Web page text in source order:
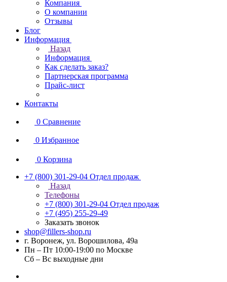
Компания
О компании
Отзывы
Блог
Информация
Назад
Информация
Как сделать заказ?
Партнерская программа
Прайс-лист
Контакты
0 Сравнение
0 Избранное
0 Корзина
+7 (800) 301-29-04 Отдел продаж
Назад
Телефоны
+7 (800) 301-29-04 Отдел продаж
+7 (495) 255-29-49
Заказать звонок
shop@fillers-shop.ru
г. Воронеж, ул. Ворошилова, 49а
Пн – Пт 10:00-19:00 по Москве
Сб – Вс выходные дни